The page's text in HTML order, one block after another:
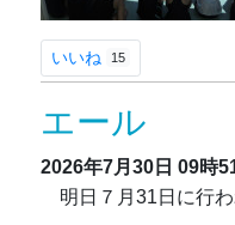
いいね 15
エール
2026年7月30日 09時
明日７月31日に行わ